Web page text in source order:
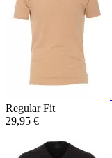
Regular Fit
29,95 €